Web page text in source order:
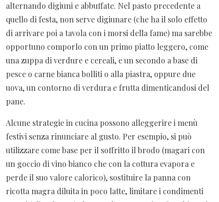
alternando digiuni e abbuffate. Nel pasto precedente a
quello di festa, non serve digiunare (che ha il solo effetto
di arrivare poi a tavola con i morsi della fame) ma sarebbe
opportuno comporlo con un primo piatto leggero, come
una zuppa di verdure e cereali, e un secondo a base di
pesce o carne bianca bolliti o alla piastra, oppure due
uova, un contorno di verdura e frutta dimenticandosi del
pane.
Alcune strategie in cucina possono alleggerire i menù
festivi senza rinunciare al gusto. Per esempio, si può
utilizzare come base per il soffritto il brodo (magari con
un goccio di vino bianco che con la cottura evapora e
perde il suo valore calorico), sostituire la panna con
ricotta magra diluita in poco latte, limitare i condimenti